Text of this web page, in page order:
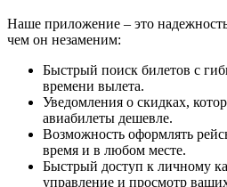
Наше приложение – это
чем он незаменим:
Быстрый поиск билетов с
времени вылета.
Уведомления о скидках,
авиабилеты дешевле.
Возможность оформлять
время и в любом месте.
Быстрый доступ к личному
управление и просмотр